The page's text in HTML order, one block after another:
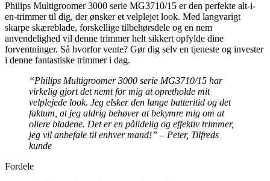
Philips Multigroomer 3000 serie MG3710/15 er den perfekte alt-i-
en-trimmer til dig, der ønsker et velplejet look. Med langvarigt
skarpe skæreblade, forskellige tilbehørsdele og en nem
anvendelighed vil denne trimmer helt sikkert opfylde dine
forventninger. Så hvorfor vente? Gør dig selv en tjeneste og invester
i denne fantastiske trimmer i dag.
“Philips Multigroomer 3000 serie MG3710/15 har
virkelig gjort det nemt for mig at opretholde mit
velplejede look. Jeg elsker den lange batteritid og det
faktum, at jeg aldrig behøver at bekymre mig om at
oliere bladene. Det er en pålidelig og effektiv trimmer,
jeg vil anbefale til enhver mand!” – Peter, Tilfreds
kunde
Fordele